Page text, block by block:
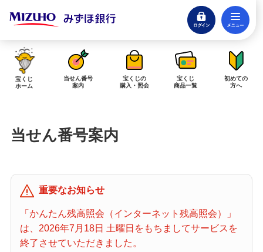
ログイン
閉じる
みずほダイレクトログイン
当せん金の受取方法について
購入した宝くじの確認方法について
「代金が引き落としされない」「購入明細に表示されない」にお答えしま
す。
宝くじホーム
宝くじ
ホーム
当せん番号
案内
宝くじの
購入・照会
宝くじ
商品一覧
初めての
方へ
当せん番号案内
重要なお知らせ
「かんたん残高照会（インターネット残高照会）」
は、2026年7月18日 土曜日をもちましてサービスを
終了させていただきました。